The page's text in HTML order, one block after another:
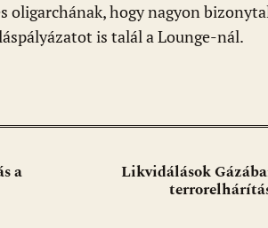
oligarchának, hogy nagyon
is talál a Lounge-nál.
a Likvidálások